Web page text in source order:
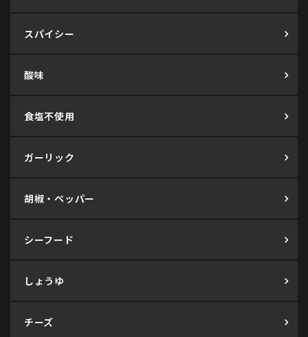
スパイシー
酸味
食塩不使用
ガーリック
胡椒・ペッパー
シーフード
しょうゆ
チーズ